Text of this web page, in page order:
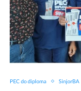
PEC do diploma SinjorBA